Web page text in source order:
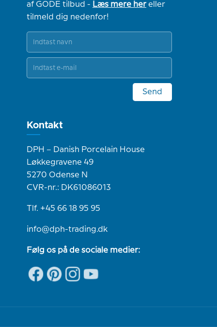
af GODE tilbud - Læs mere hereller
tilmeld dig nedenfor!
Send
Kontakt
DPH – Danish Porcelain House
Løkkegravene 49
5270 Odense N
CVR-nr.: DK61086013
Tlf. +45 66 18 95 95
info@dph-trading.dk
Følg os på de sociale medier: